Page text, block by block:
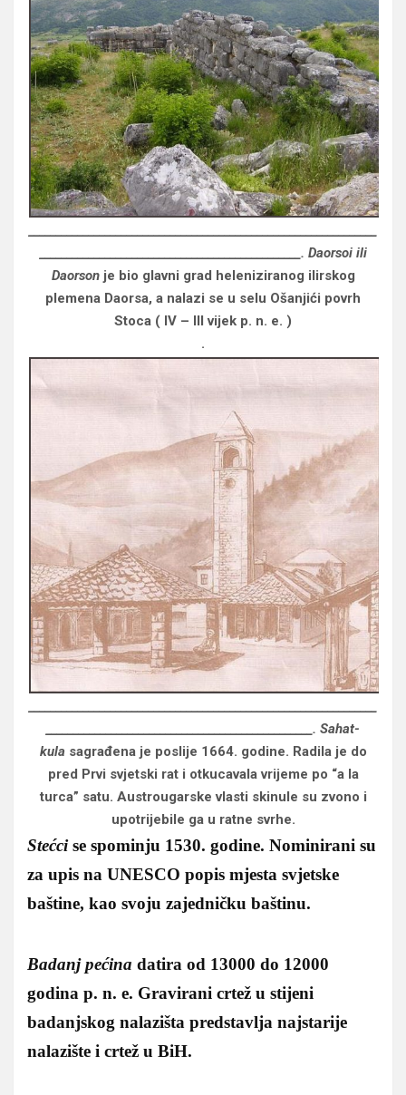
________________________________________________. Daorsoi ili
Daorsonje bio glavni grad heleniziranog ilirskog
plemena Daorsa, a nalazi se u selu Ošanjići povrh
Stoca ( IV – III vijek p. n. e. )
.
_________________________________________________. Sahat-
kula sagrađena je poslije 1664. godine. Radila je do
pred Prvi svjetski rat i otkucavala vrijeme po “a la
turca” satu. Austrougarske vlasti skinule su zvono i
upotrijebile ga u ratne svrhe.
Stećcise spominju 1530. godine. Nominirani su
za upis na UNESCO popis mjesta svjetske
baštine, kao svoju zajedničku baštinu.
Badanj pećina datira od 13000 do 12000
godina p. n. e. Gravirani crtež u stijeni
badanjskog nalazišta predstavlja najstarije
nalazište i crtež u BiH.